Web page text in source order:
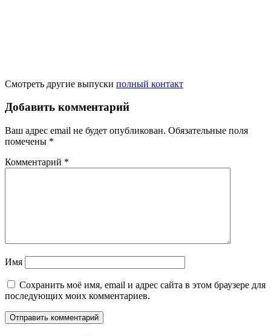
Смотреть другие выпуски полный контакт
Добавить комментарий
Ваш адрес email не будет опубликован. Обязательные поля
помечены *
Комментарий *
Имя
Сохранить моё имя, email и адрес сайта в этом браузере для
последующих моих комментариев.